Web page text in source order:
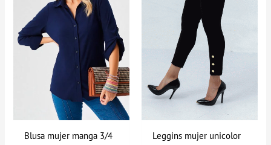
Blusa mujer manga 3/4
Leggins mujer unicolor